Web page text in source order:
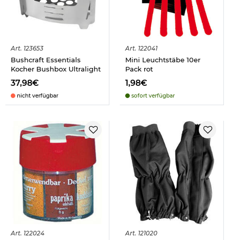
Art. 123653
Bushcraft Essentials
Kocher Bushbox Ultralight
37,98€
nicht verfügbar
Art. 122041
Mini Leuchtstäbe 10er
Pack rot
1,98€
sofort verfügbar
Art. 122024 Art. 121020